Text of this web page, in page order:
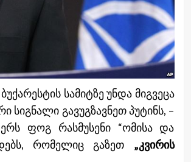
სამიტზე უნდა მიგვეცა
სიგნალი გავუგზავნეთ პუტინს, –
ფოგ რასმუსენი “ომისა და
რომელიც გაზეთ „კვირის